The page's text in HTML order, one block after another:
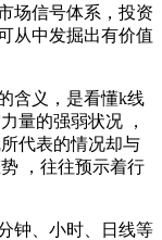
场信号体系，投资
从中发掘出有价值
含义，是看懂k线
量的强弱状况 ，
代表的情况却与
，往往预示着行
钟、小时、日线等